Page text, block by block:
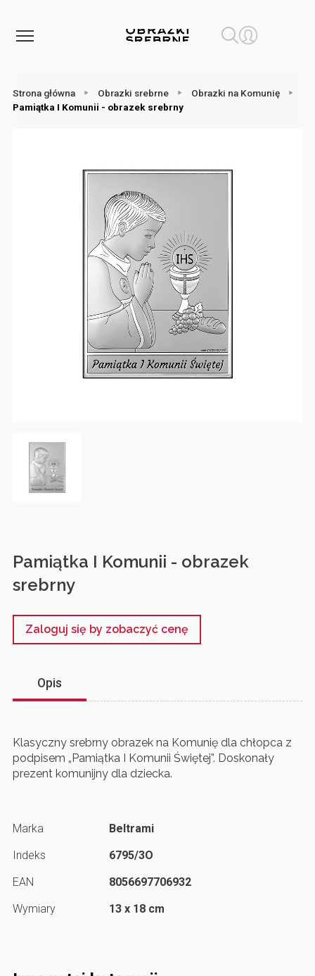
Strona główna Obrazki srebrne
Obrazki na Komunię
Pamiątka I Komunii - obrazek srebrny
Pamiątka I Komunii - obrazek
srebrny
Zaloguj się by zobaczyć cenę
Opis
Klasyczny srebrny obrazek na Komunię dla chłopca z
podpisem „Pamiątka I Komunii Świętej”. Doskonały
prezent komunijny dla dziecka.
Marka
Beltrami
Indeks
6795/3O
EAN
8056697706932
Wymiary
13 x 18 cm